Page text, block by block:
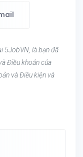
5JobVN, là bạn đã
Điều khoản của
và Điều kiện và